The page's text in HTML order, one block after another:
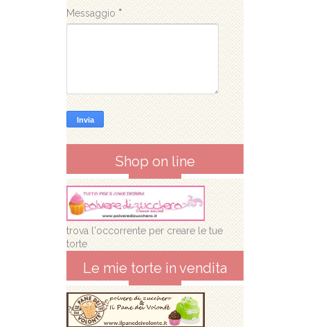
Messaggio *
Shop on line
trova l'occorrente per creare le tue
torte
Le mie torte in vendita